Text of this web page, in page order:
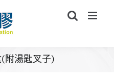
附湯匙叉子)